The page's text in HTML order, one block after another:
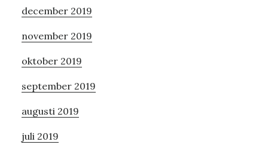
december 2019
november 2019
oktober 2019
september 2019
augusti 2019
juli 2019